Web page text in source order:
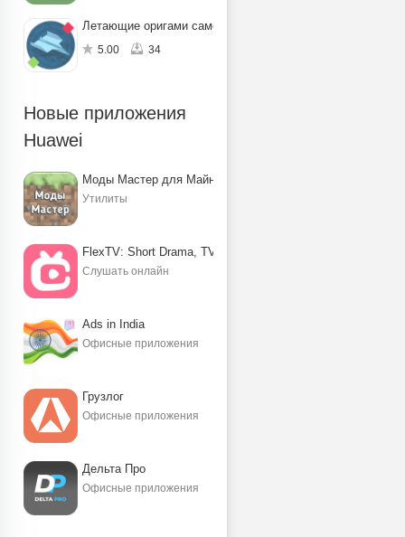
Летающие оригами самолётики
5.00 34
Новые приложения
Huawei
Моды Мастер для Майнкрафт ПЕ
Утилиты
FlexTV: Short Drama, TV, Reels
Слушать онлайн
Ads in India
Офисные приложения
Грузлог
Офисные приложения
Дельта Про
Офисные приложения